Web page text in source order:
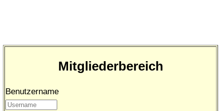
Mitgliederbereich
Benutzername